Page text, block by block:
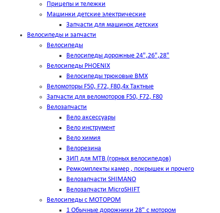
Прицепы и тележки
Машинки детские электрические
Запчасти для машинок детских
Велосипеды и запчасти
Велосипеды
Велосипеды дорожные 24",26",28"
Велосипеды PHOENIX
Велосипеды трюковые BMX
Веломоторы F50, F72, F80,4х Тактные
Запчасти для веломоторов F50, F72, F80
Велозапчасти
Вело аксессуары
Вело инструмент
Вело химия
Велорезина
ЗИП для MTB (горных велосипедов)
Ремкомплекты камер , покрышек и прочего
Велозапчасти SHIMANO
Велозапчасти MicroSHIFT
Велосипеды с МОТОРОМ
1 Обычные дорожники 28" с мотором